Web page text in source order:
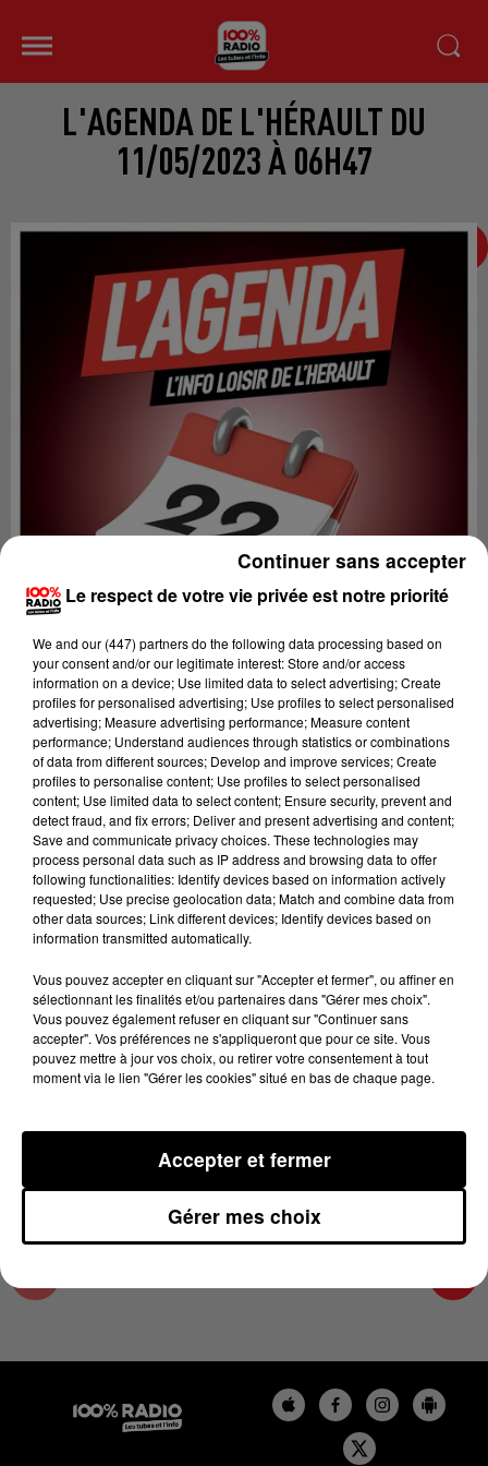
L'AGENDA DE L'HÉRAULT DU
11/05/2023 À 06H47
Lecture (1 min 14 sec)
100%
L'agenda de l'Hérault
11 mai 2023 - 1 min 14 sec
L'AGENDA DE L'HÉRAULT DU 11/05/2023 À
06H47
L'AGENDA DE L'HERAULT
Le respect de votre vie privée est notre priorité
We and our (447) partnersdo the following data processing based on
your consent and/or our legitimate interest: Store and/or access
information on a device; Use limited data to select advertising; Create
profiles for personalised advertising; Use profiles to select personalised
advertising; Measure advertising performance; Measure content
performance; Understand audiences through statistics or combinations
of data from different sources; Develop and improve services; Create
profiles to personalise content; Use profiles to select personalised
content; Use limited data to select content; Ensure security, prevent and
detect fraud, and fix errors; Deliver and present advertising and content;
Save and communicate privacy choices. These technologies may
process personal data such as IP address and browsing data to offer
following functionalities: Identify devices based on information actively
requested; Use precise geolocation data; Match and combine data from
other data sources; Link different devices; Identify devices based on
information transmitted automatically.
Vous pouvez accepter en cliquant sur "Accepter et fermer", ou affiner en
sélectionnant les finalités et/ou partenaires dans "Gérer mes choix".
Vous pouvez également refuser en cliquant sur "Continuer sans
accepter". Vos préférences ne s'appliqueront que pour ce site. Vous
pouvez mettre à jour vos choix, ou retirer votre consentement à tout
moment via le lien "Gérer les cookies" situé en bas de chaque page.
Gérer mes choix
Accepter et fermer
Continuer sans accepter